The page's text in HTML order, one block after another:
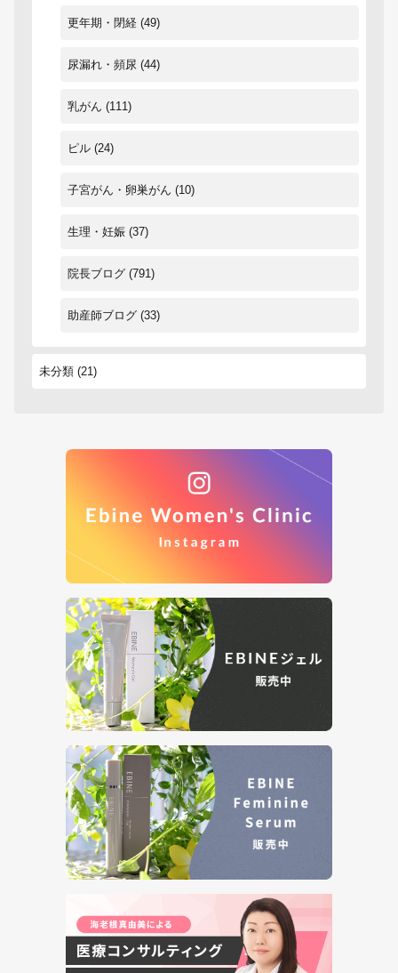
更年期・閉経 (49)
尿漏れ・頻尿 (44)
乳がん (111)
ピル (24)
子宮がん・卵巣がん (10)
生理・妊娠 (37)
院長ブログ (791)
助産師ブログ (33)
未分類 (21)